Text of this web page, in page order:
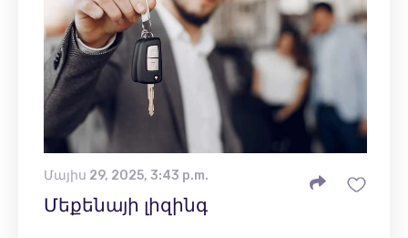
Մայիս 29, 2025, 3:43 p.m.
Մեքենայի լիզինգ